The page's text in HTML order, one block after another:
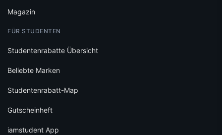
Magazin
FÜR STUDENTEN
Studentenrabatte Übersicht
Beliebte Marken
Studentenrabatt-Map
Gutscheinheft
iamstudent App